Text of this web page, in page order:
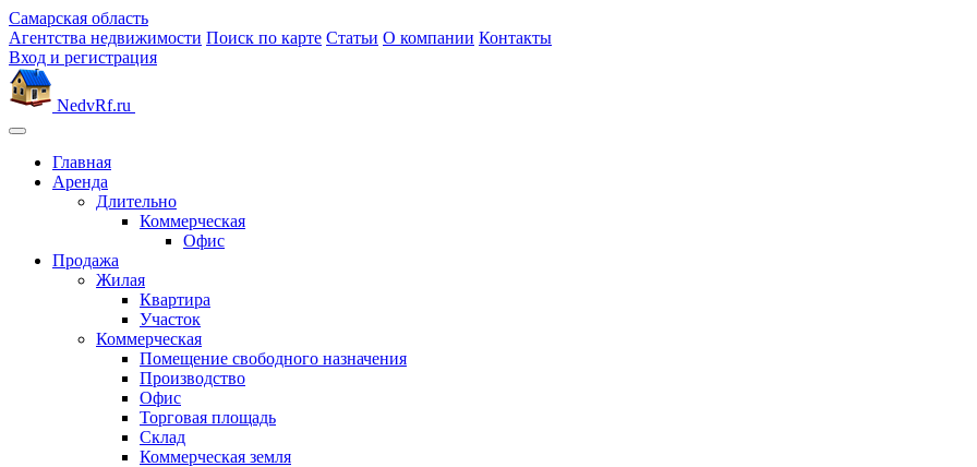
Самарская область
Агентства недвижимости Поиск по карте Статьи О компании Контакты
Вход и регистрация
NedvRf.ru
Главная
Аренда
Длительно
Коммерческая
Офис
Продажа
Жилая
Квартира
Участок
Коммерческая
Помещение свободного назначения
Производство
Офис
Торговая площадь
Склад
Коммерческая земля